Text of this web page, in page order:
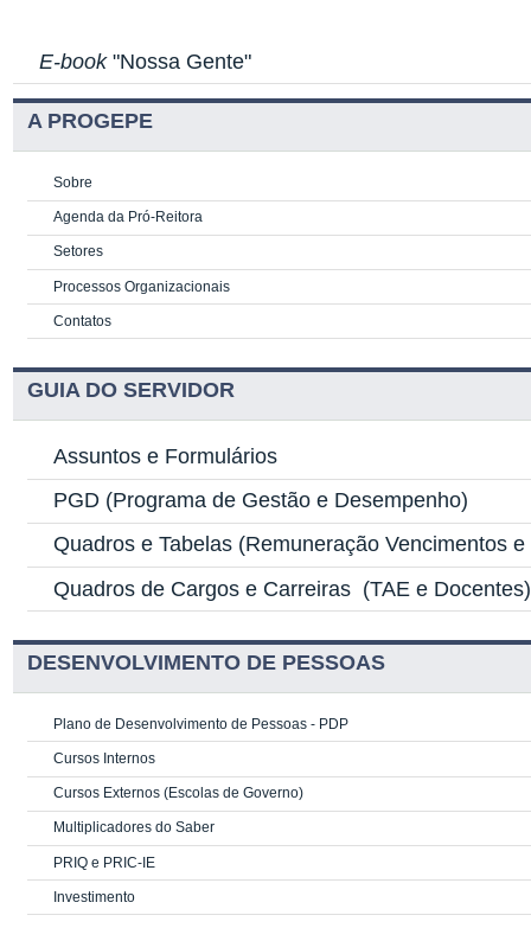
E-book"Nossa Gente"
A PROGEPE
Sobre
Agenda da Pró-Reitora
Setores
Processos Organizacionais
Contatos
GUIA DO SERVIDOR
Assuntos e Formulários
PGD (Programa de Gestão e Desempenho)
Quadros e Tabelas (Remuneração Vencimentos
Quadros de Cargos e Carreiras (TAE e Docentes)
DESENVOLVIMENTO DE PESSOAS
Plano de Desenvolvimento de Pessoas - PDP
Cursos Internos
Cursos Externos (Escolas de Governo)
Multiplicadores do Saber
PRIQ e PRIC-IE
Investimento